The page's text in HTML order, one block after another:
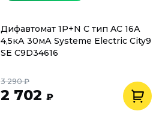
Дифавтомат 1P+N C тип AC 16А
4,5кА 30мА Systeme Electric City9
SE C9D34616
2 702 ₽
3 290 ₽